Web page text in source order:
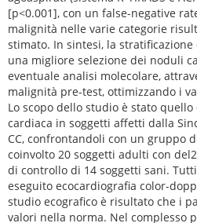
[p<0.001], con un false-negative
malignità nelle varie categorie
stimato. In sintesi, la stratificazione
una migliore selezione dei noduli
eventuale analisi molecolare,
malignità pre-test, ottimizzando i
Lo scopo dello studio è stato
cardiaca in soggetti affetti dalla
CC, confrontandoli con un gruppo
coinvolto 20 soggetti adulti con
di controllo di 14 soggetti sani.
eseguito ecocardiografia color-
studio ecografico è risultato che i
valori nella norma. Nel complesso